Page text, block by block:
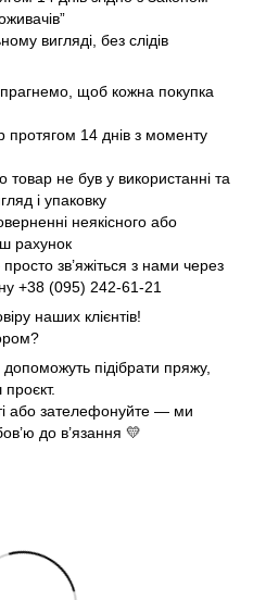
вигляді, без слідів
щоб кожна покупка
протягом 14 днів з моменту
не був у використанні та
і упаковку
неякісного або
рахунок
зв’яжіться з нами через
+38 (095) 242-61-21
наших клієнтів!
підібрати пряжу,
проєкт.
або зателефонуйте — ми
до в’язання 💛